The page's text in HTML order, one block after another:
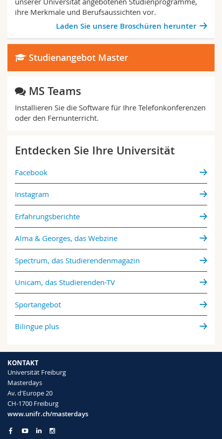
ihre Merkmale und Berufsaussichten vor.
Laden Sie unsere Broschüren herunter
Studienangebot Master
MS Teams
Installieren Sie die Software für Ihre Telefonkonferenzen
oder den Fernunterricht.
Entdecken Sie Ihre Universität
Facebook
Instagram
Erfahrungsberichte
Alma & Georges, das Webzine
Spectrum, das Studierendenmagazin
Unicam, das Studierenden-TV
Sportangebot
Bilingue plus
KONTAKT
Universität Freiburg
Masterdays
Av. d'Europe 20
CH-1700 Freiburg
www.unifr.ch/masterdays